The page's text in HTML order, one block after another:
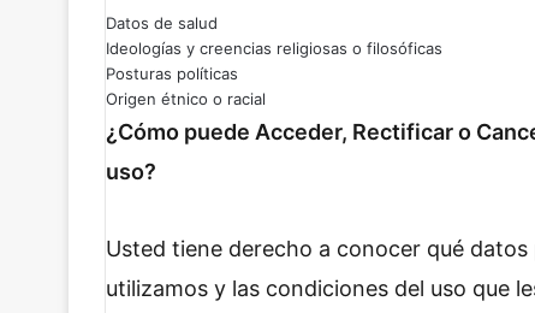
Datos de salud
Ideologías y creencias religiosas o filosóficas
Posturas políticas
Origen étnico o racial
¿Cómo puede Acceder, Rectificar o
uso?
Usted tiene derecho a conocer qué
utilizamos y las condiciones del uso que